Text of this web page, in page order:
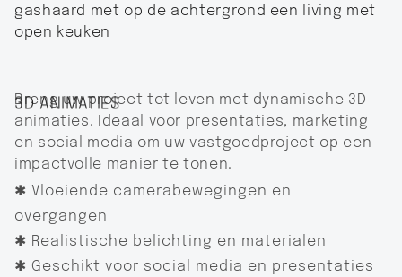
3D ANIMATIES
Breng uw project tot leven met dynamische 3D
animaties. Ideaal voor presentaties, marketing
en social media om uw vastgoedproject op een
impactvolle manier te tonen.
✱ Vloeiende camerabewegingen en
overgangen
✱ Realistische belichting en materialen
✱ Geschikt voor social media en presentaties